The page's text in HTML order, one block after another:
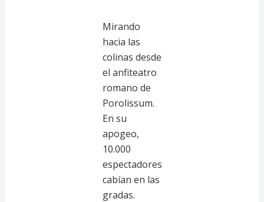
Mirando
hacia las
colinas desde
el anfiteatro
romano de
Porolissum.
En su
apogeo,
10.000
espectadores
cabían en las
gradas.